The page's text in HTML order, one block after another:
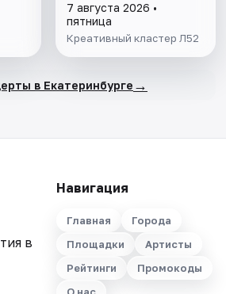
7 августа 2026 •
пятница
Креативный кластер Л52
в Екатеринбурге →
в
Навигация
Главная
Города
Площадки
Артисты
Рейтинги
Промокоды